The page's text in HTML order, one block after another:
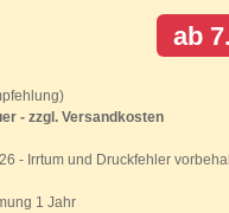
ab
- zzgl. Versandkosten
- Irrtum und Druckfehler
1 Jahr